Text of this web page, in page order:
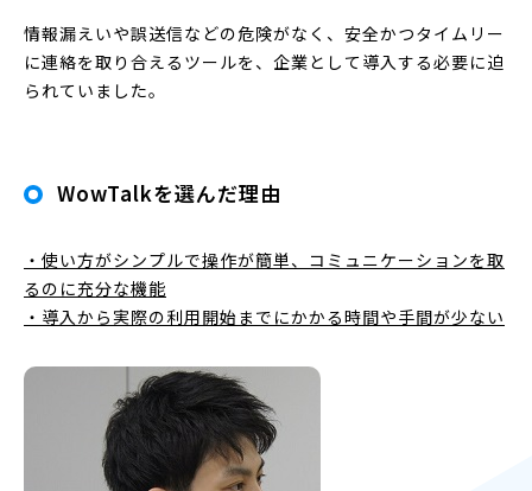
情報漏えいや誤送信などの危険がなく、安全かつタイムリー
に連絡を取り合えるツールを、企業として導入する必要に迫
られていました。
WowTalkを選んだ理由
・使い方がシンプルで操作が簡単、コミュニケーションを取
るのに充分な機能
・導入から実際の利用開始までにかかる時間や手間が少ない